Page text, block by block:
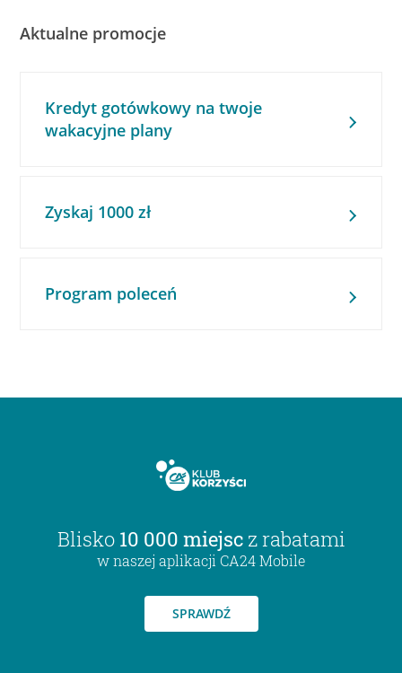
Aktualne promocje
Kredyt gotówkowy na twoje
wakacyjne plany
Zyskaj 1000 zł
Program poleceń
Blisko 10 000 miejsc z rabatami
w naszej aplikacji CA24 Mobile
SPRAWDŹ